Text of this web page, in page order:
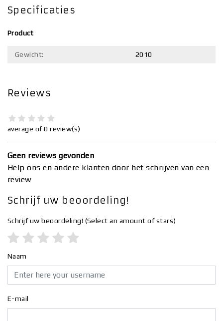
Specificaties
Product
Gewicht: 2010
Reviews
average of 0 review(s)
Geen reviews gevonden
Help ons en andere klanten door het schrijven van een
review
Schrijf uw beoordeling!
Schrijf uw beoordeling! (Select an amount of stars)
Naam
E-mail